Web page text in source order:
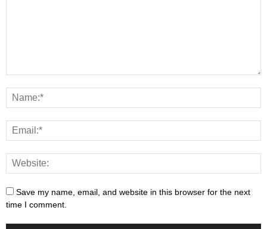
Save my name, email, and website in this browser for the next
time I comment.